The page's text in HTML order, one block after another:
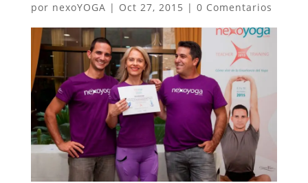
por nexoYOGA | Oct 27, 2015 | 0 Comentarios